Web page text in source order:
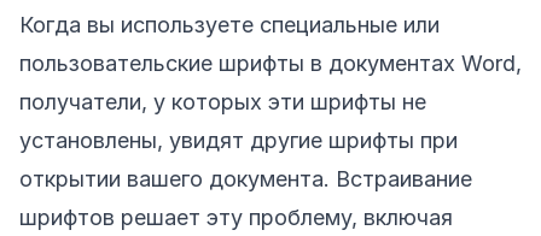
Когда вы используете специальные или
пользовательские шрифты в документах Word,
получатели, у которых эти шрифты не
установлены, увидят другие шрифты при
открытии вашего документа. Встраивание
шрифтов решает эту проблему, включая